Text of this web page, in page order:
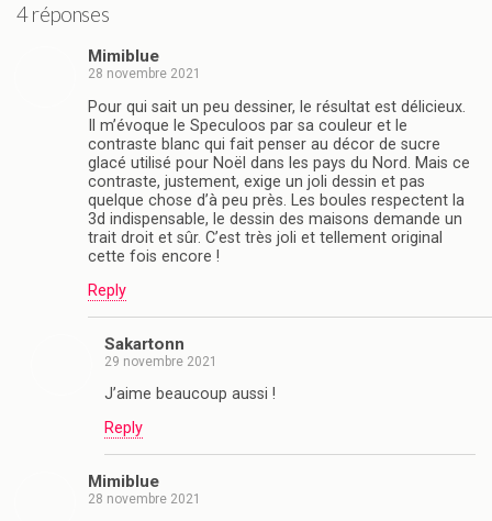
4 réponses
Mimiblue
28 novembre 2021
Pour qui sait un peu dessiner, le résultat est délicieux.
Il m’évoque le Speculoos par sa couleur et le
contraste blanc qui fait penser au décor de sucre
glacé utilisé pour Noël dans les pays du Nord. Mais ce
contraste, justement, exige un joli dessin et pas
quelque chose d’à peu près. Les boules respectent la
3d indispensable, le dessin des maisons demande un
trait droit et sûr. C’est très joli et tellement original
cette fois encore !
Reply
Sakartonn
29 novembre 2021
J’aime beaucoup aussi !
Reply
Mimiblue
28 novembre 2021